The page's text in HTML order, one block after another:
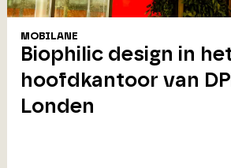
MOBILANE
Biophilic design in
hoofdkantoor van
Londen